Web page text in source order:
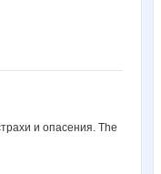
и опасения. The